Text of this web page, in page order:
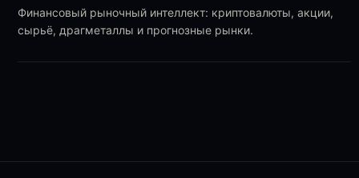
Финансовый рыночный интеллект: криптовалюты, акции,
сырьё, драгметаллы и прогнозные рынки.